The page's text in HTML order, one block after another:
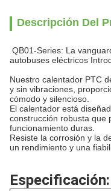
Descripción Del
QB01-Series: La
autobuses eléctricos
Nuestro calentador PTC
y sin vibraciones,
cómodo y silencioso.
El calentador está
construcción robusta que
funcionamiento duras.
Resiste la corrosión y la
un rendimiento y una
Especificación: